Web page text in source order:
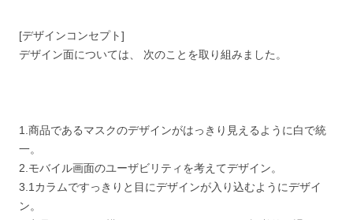
[デザインコンセプト]
デザイン面については、 次のことを取り組みました。
1.商品であるマスクのデザインがはっきり見えるように白で統
一。
2.モバイル画面のユーザビリティを考えてデザイン。
3.1カラムですっきりと目にデザインが入り込むようにデザイ
ン。